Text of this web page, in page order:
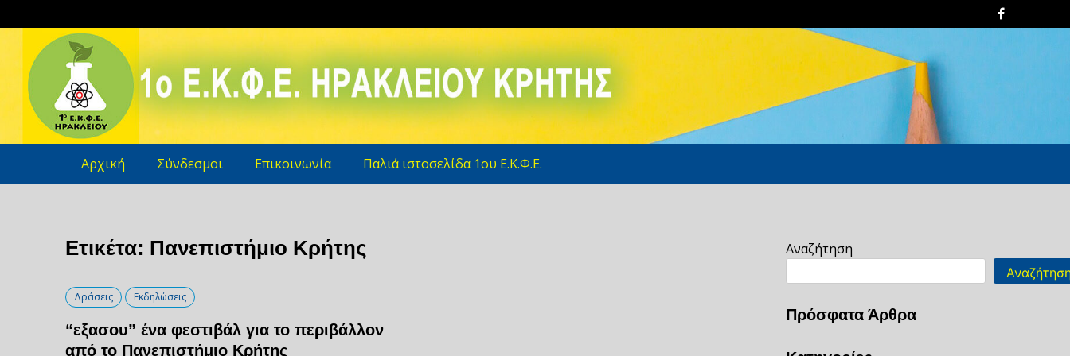
to
content
1o E.K.Φ.E. Hρακλείου Κρήτης
Αρχική Σύνδεσμοι Επικοινωνία Παλιά ιστοσελίδα 1ου Ε.Κ.Φ.Ε.
Ετικέτα: Πανεπιστήμιο Κρήτης
Δράσεις Εκδηλώσεις
“εξασου” ένα φεστιβάλ για το περιβάλλον
από το Πανεπιστήμιο Κρήτης
Αναζήτηση
Πρόσφατα Άρθρα